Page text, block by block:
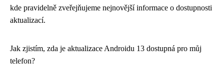
kde pravidelně zveřejňujeme nejnovější informace o dostupnosti
aktualizací.
Jak zjistím, zda je aktualizace Androidu 13 dostupná pro můj
telefon?